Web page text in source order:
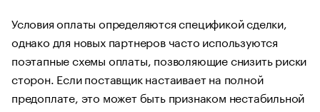
Условия оплаты определяются спецификой сделки,
однако для новых партнеров часто используются
поэтапные схемы оплаты, позволяющие снизить риски
сторон. Если поставщик настаивает на полной
предоплате, это может быть признаком нестабильной